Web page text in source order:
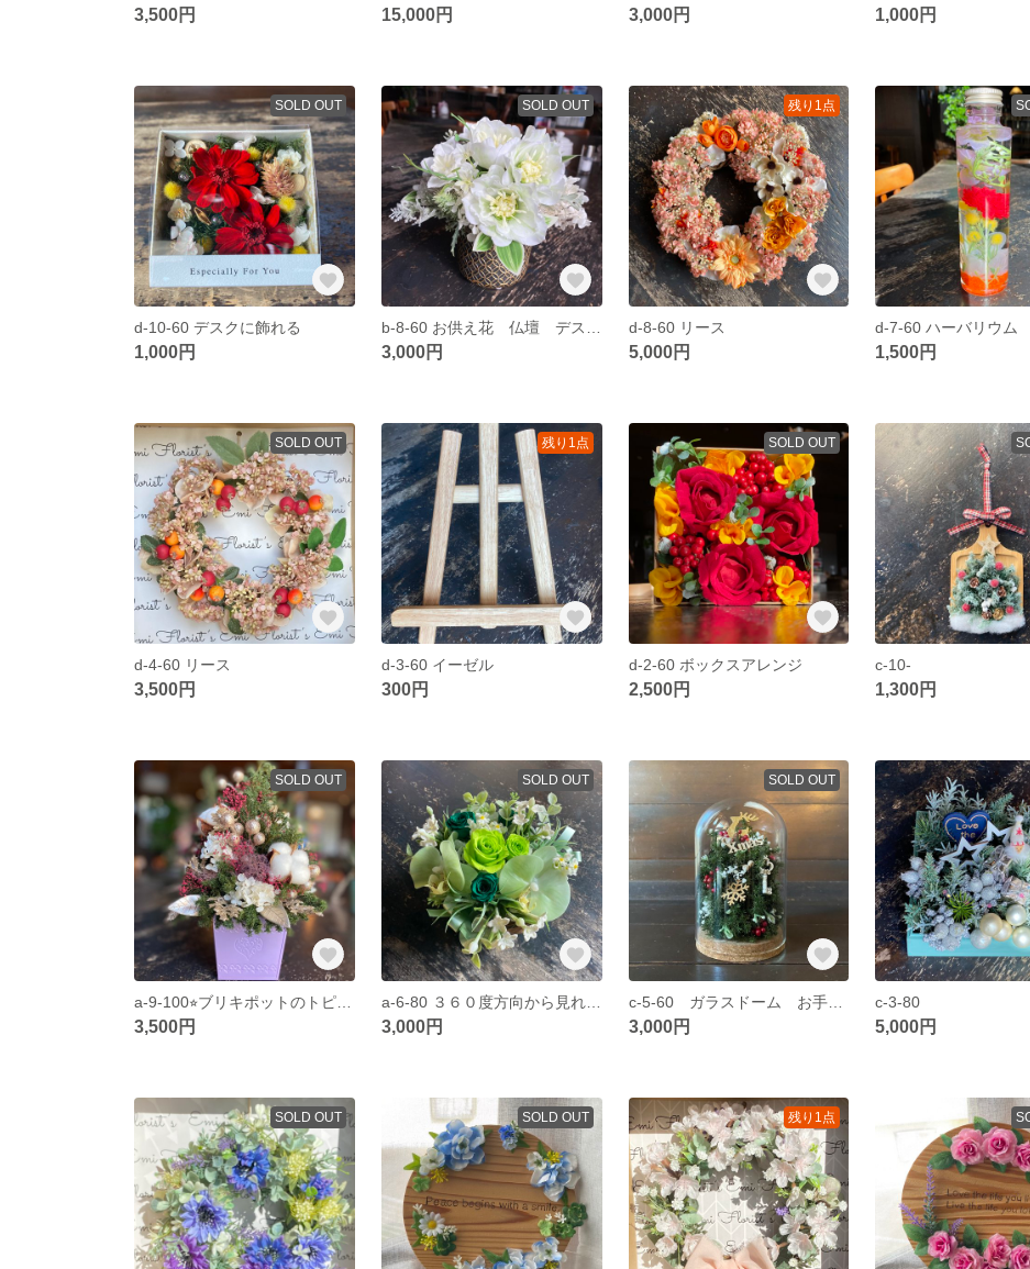
3,500円 15,000円 3,000円 1,000円
SOLD OUT
d-10-60 デスクに飾れる
1,000円
SOLD OUT
3,000円
残り1点
d-8-60 リース
5,000円
d-7-60 ハーバリウム
1,500円
SOLD OUT
d-4-60 リース
3,500円
残り1点
d-3-60 イーゼル
300円
SOLD OUT
d-2-60 ボックスアレンジ
2,500円
c-10-
1,300円
SOLD OUT
3,500円
SOLD OUT
a-6-80 ３６０度方向から見れる テーブルの中央に飾る フラワーバスケット
3,000円
SOLD OUT
c-5-60 ガラスドーム お手入れ簡単 デスクに飾れる
3,000円
c-3-80
5,000円
SOLD OUT SOLD OUT 残り1点